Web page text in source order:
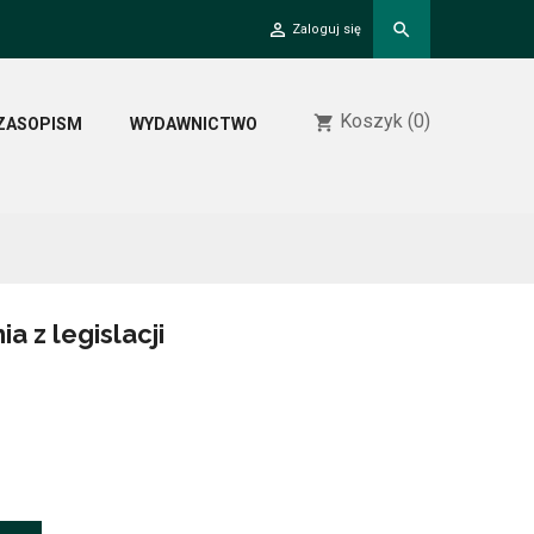
search
person_outline Zaloguj się
shopping_cart Koszyk (0)
WYDAWNICTWO
z legislacji